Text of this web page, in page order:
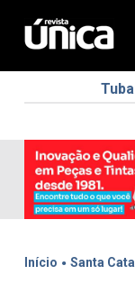
Início . Santa